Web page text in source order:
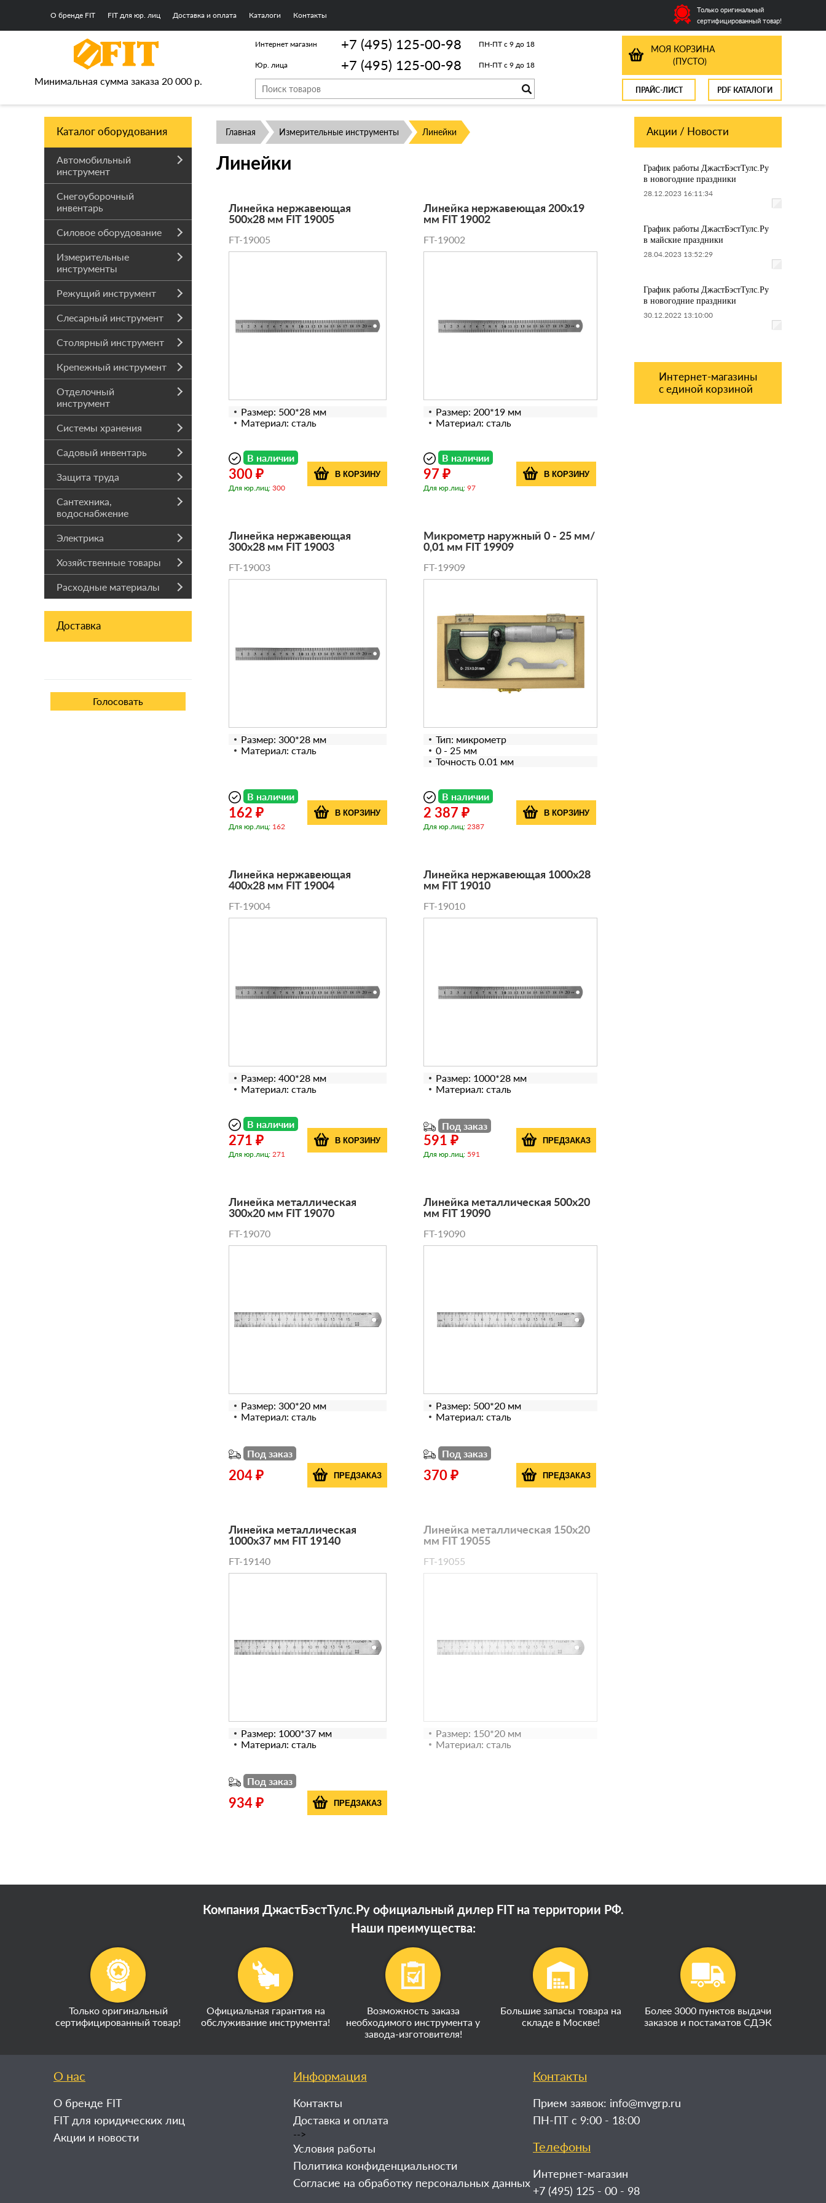
О бренде FIT FIT для юр. лиц Доставка и оплата Каталоги Контакты
Только оригинальный
сертифицированный товар!
Минимальная сумма заказа 20 000 р.
Интернет магазин +7 (495) 125-00-98 ПН-ПТ с 9 до 18
Юр. лица +7 (495) 125-00-98 ПН-ПТ с 9 до 18
МОЯ КОРЗИНА
(ПУСТО)
ПРАЙС-ЛИСТ PDF КАТАЛОГИ
Каталог оборудования
Автомобильный
инструмент
Снегоуборочный
инвентарь
Силовое оборудование
Измерительные
инструменты
Режущий инструмент
Слесарный инструмент
Столярный инструмент
Крепежный инструмент
Отделочный
инструмент
Системы хранения
Садовый инвентарь
Защита труда
Сантехника,
водоснабжение
Электрика
Хозяйственные товары
Расходные материалы
Доставка
Главная Измерительные инструменты Линейки
Линейки
Линейка нержавеющая
500х28 мм FIT 19005
FT-19005
Размер: 500*28 мм
Материал: сталь
В наличии
300 ₽
Для юр.лиц: 300
В КОРЗИНУ
Линейка нержавеющая 200х19
мм FIT 19002
FT-19002
Размер: 200*19 мм
Материал: сталь
В наличии
97 ₽
Для юр.лиц: 97
В КОРЗИНУ
Линейка нержавеющая
300х28 мм FIT 19003
FT-19003
Размер: 300*28 мм
Материал: сталь
В наличии
162 ₽
Для юр.лиц: 162
В КОРЗИНУ
Микрометр наружный 0 - 25 мм/
0,01 мм FIT 19909
FT-19909
Тип: микрометр
0 - 25 мм
Точность 0.01 мм
В наличии
2 387 ₽
Для юр.лиц: 2387
В КОРЗИНУ
Линейка нержавеющая
400х28 мм FIT 19004
FT-19004
Размер: 400*28 мм
Материал: сталь
В наличии
271 ₽
Для юр.лиц: 271
В КОРЗИНУ
Линейка нержавеющая 1000х28
мм FIT 19010
FT-19010
Размер: 1000*28 мм
Материал: сталь
Под заказ
591 ₽
Для юр.лиц: 591
ПРЕДЗАКАЗ
Линейка металлическая
300х20 мм FIT 19070
FT-19070
Размер: 300*20 мм
Материал: сталь
Под заказ
204 ₽ ПРЕДЗАКАЗ
Линейка металлическая 500х20
мм FIT 19090
FT-19090
Размер: 500*20 мм
Материал: сталь
Под заказ
370 ₽ ПРЕДЗАКАЗ
Линейка металлическая
1000х37 мм FIT 19140
FT-19140
Размер: 1000*37 мм
Материал: сталь
Под заказ
934 ₽ ПРЕДЗАКАЗ
Линейка металлическая 150х20
мм FIT 19055
FT-19055
Размер: 150*20 мм
Материал: сталь
Акции / Новости
График работы ДжастБэстТулс.Ру
в новогодние праздники
28.12.2023 16:11:34
График работы ДжастБэстТулс.Ру
в майские праздники
28.04.2023 13:52:29
График работы ДжастБэстТулс.Ру
в новогодние праздники
30.12.2022 13:10:00
Интернет-магазины
с единой корзиной
Компания ДжастБэстТулс.Ру официальный дилер FIT на территории РФ.
Наши преимущества:
Только оригинальный
сертифицированный товар!
Официальная гарантия на
обслуживание инструмента!
Возможность заказа
необходимого инструмента у
завода-изготовителя!
Большие запасы товара на
складе в Москве!
Более 3000 пунктов выдачи
заказов и постаматов СДЭК
О нас
О бренде FIT
FIT для юридических лиц
Акции и новости
Информация
Контакты
Доставка и оплата
-->
Условия работы
Политика конфиденциальности
Согласие на обработку персональных данных
Контакты
Прием заявок: info@mvgrp.ru
ПН-ПТ с 9:00 - 18:00
Телефоны
Интернет-магазин
+7 (495) 125 - 00 - 98